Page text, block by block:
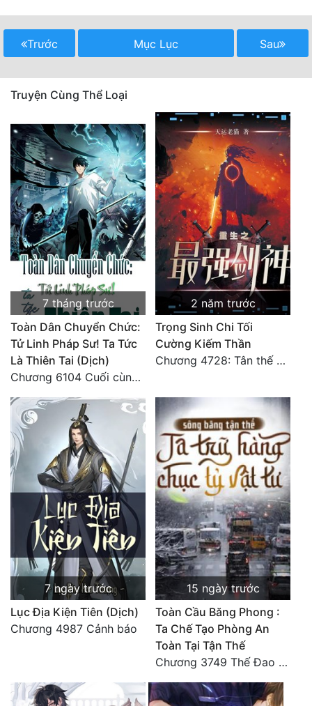
Tu Chân
Tu Tiên
Vô Địch
Võ Hiệp
Võng Du
Xuyên Không
Xuyên Nhanh
Xuyên Sách
Xuyên Thư
Điền Văn
Đô Thị
Đông Phương
Đông Phương Huyền Huyễn
Đồng Nhân
Cẩu Đạo Trường Sinh
Ngự Thú
Truyện Nam
Truyện Nữ
Vô Địch Lưu
Xây Dựng Thế Lực
Đam Mỹ
Đẹp Hiệp
Trước Mục Lục Sau
Truyện Cùng Thể Loại
7 tháng trước
Toàn Dân Chuyển Chức:
Tử Linh Pháp Sư! Ta Tức
Là Thiên Tai (Dịch)
Chương 6104 Cuối cùng (HẾT)
2 năm trước
Trọng Sinh Chi Tối
Cường Kiếm Thần
Chương 4728: Tân thế giới (đại kết cục) (10)
7 ngày trước
Lục Địa Kiện Tiên (Dịch)
Chương 4987 Cảnh báo
15 ngày trước
Toàn Cầu Băng Phong :
Ta Chế Tạo Phòng An
Toàn Tại Tận Thế
Chương 3749 Thế Đao xuất kích